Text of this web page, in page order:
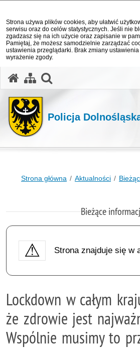
Strona używa plików cookies, aby ułatwić
serwisu oraz do celów statystycznych. Jeśli nie
zgadzasz się na ich użycie oraz zapisanie w
Pamiętaj, że możesz samodzielnie zarządzać
ustawienia przeglądarki. Brak zmiany
wyrażenie zgody.
Policja
Strona główna Aktualności
Bieżące
Strona znajduje się w
Lockdown w całym
że zdrowie jest
Wspólnie musimy to